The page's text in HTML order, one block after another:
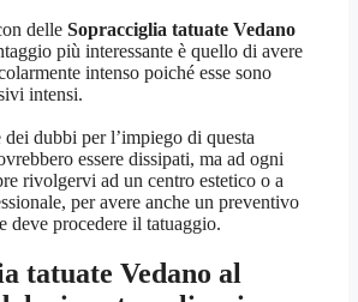
delle Sopracciglia tatuate Vedano
più interessante è quello di avere
intenso poiché esse sono
intensi.
dubbi per l’impiego di questa
essere dissipati, ma ad ogni
rivolgervi ad un centro estetico o a
per avere anche un preventivo
deve procedere il tatuaggio.
tatuate Vedano al